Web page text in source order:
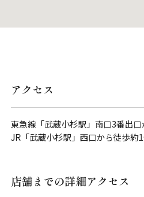
アクセス
東急線「武蔵小杉駅」南口3番出
JR「武蔵小杉駅」西口から徒歩約
店舗までの詳細アクセス